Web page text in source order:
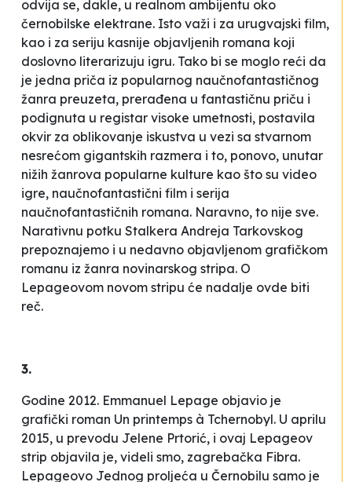
odvija se, dakle, u realnom ambijentu oko
černobilske elektrane. Isto važi i za urugvajski film,
kao i za seriju kasnije objavljenih romana koji
doslovno literarizuju igru. Tako bi se moglo reći da
je jedna priča iz popularnog naučnofantastičnog
žanra preuzeta, prerađena u fantastičnu priču i
podignuta u registar visoke umetnosti, postavila
okvir za oblikovanje iskustva u vezi sa stvarnom
nesrećom gigantskih razmera i to, ponovo, unutar
nižih žanrova popularne kulture kao što su video
igre, naučnofantastični film i serija
naučnofantastičnih romana. Naravno, to nije sve.
Narativnu potku Stalkera Andreja Tarkovskog
prepoznajemo i u nedavno objavljenom grafičkom
romanu iz žanra novinarskog stripa. O
Lepageovom novom stripu će nadalje ovde biti
reč.
3.
Godine 2012. Emmanuel Lepage objavio je
grafički roman Un printemps à Tchernobyl. U aprilu
2015, u prevodu Jelene Prtorić, i ovaj Lepageov
strip objavila je, videli smo, zagrebačka Fibra.
Lepageovo Jednog proljeća u Černobilu samo je